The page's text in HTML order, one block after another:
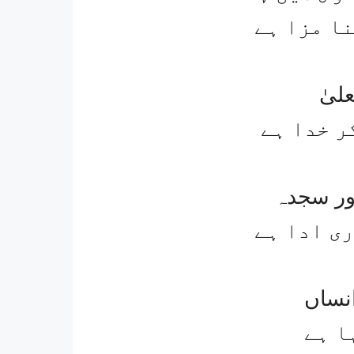
مزا ہے
خدا ہے
سجدہ
ادا ہے
ہے